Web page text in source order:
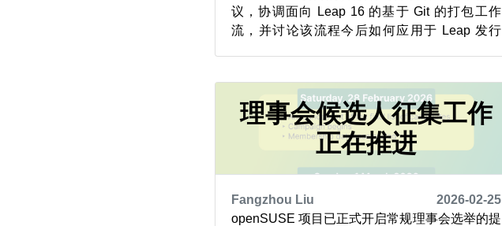
议，协调面向 Leap 16 的基于 Git 的打包工作
流，并讨论该流程今后如何应用于 Leap 发行
台，标志着开发向更透明、以软件包为中心的方
向转变。项目记录的架构决策包括：采用 Git ...
理事会候选人征集工作
正在推进
Fangzhou Liu
2026-02-25
openSUSE 项目已正式开启常规理事会选举的提